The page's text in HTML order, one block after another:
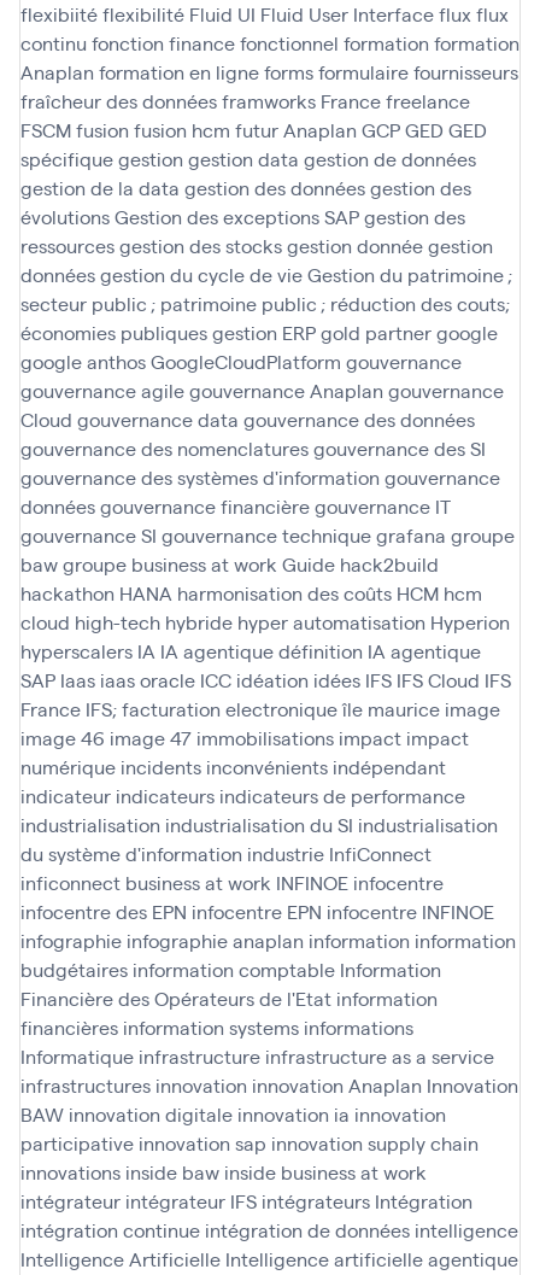
flexibiitéflexibilité Fluid UI Fluid User Interfaceflux flux
continu fonction financefonctionnel formation formation
Anaplan formation en ligneformsformulairefournisseurs
fraîcheur des donnéesframworks Francefreelance
FSCMfusion fusion hcm futur Anaplan GCPGED GED
spécifiquegestion gestion data gestion de données
gestion de la data gestion des donnéesgestion des
évolutionsGestion des exceptions SAPgestion des
ressourcesgestion des stocksgestion donnéegestion
donnéesgestion du cycle de vieGestion du patrimoine ;
secteur public ; patrimoine public ; réduction des couts;
économies publiquesgestion ERPgold partnergoogle
google anthosGoogleCloudPlatform gouvernance
gouvernance agilegouvernance Anaplan gouvernance
Cloud gouvernance data gouvernance des données
gouvernance des nomenclaturesgouvernance des SI
gouvernance des systèmes d'information gouvernance
donnéesgouvernance financièregouvernance IT
gouvernance SI gouvernance techniquegrafana groupe
bawgroupe business at work Guide hack2build
hackathon HANA harmonisation des coûts HCM hcm
cloud high-tech hybride hyper automatisation Hyperion
hyperscalers IA IA agentique définition IA agentique
SAP Iaas iaas oracle ICC idéation idées IFS IFS Cloud IFS
France IFS; facturation electroniqueîle maurice image
image 46 image 47 immobilisations impact impact
numérique incidents inconvénients indépendant
indicateur indicateurs indicateurs de performance
industrialisation industrialisation du SI industrialisation
du système d'information industrie InfiConnect
inficonnect business at work INFINOE infocentre
infocentre des EPN infocentre EPN infocentre INFINOE
infographie infographie anaplan information information
budgétaires information comptable Information
Financière des Opérateurs de l'Etat information
financières information systems informations
Informatique infrastructure infrastructure as a service
infrastructures innovation innovation Anaplan Innovation
BAW innovation digitale innovation ia innovation
participative innovation sap innovation supply chain
innovations inside baw inside business at work
intégrateur intégrateur IFS intégrateurs Intégration
intégration continue intégration de données intelligence
Intelligence Artificielle Intelligence artificielle agentique